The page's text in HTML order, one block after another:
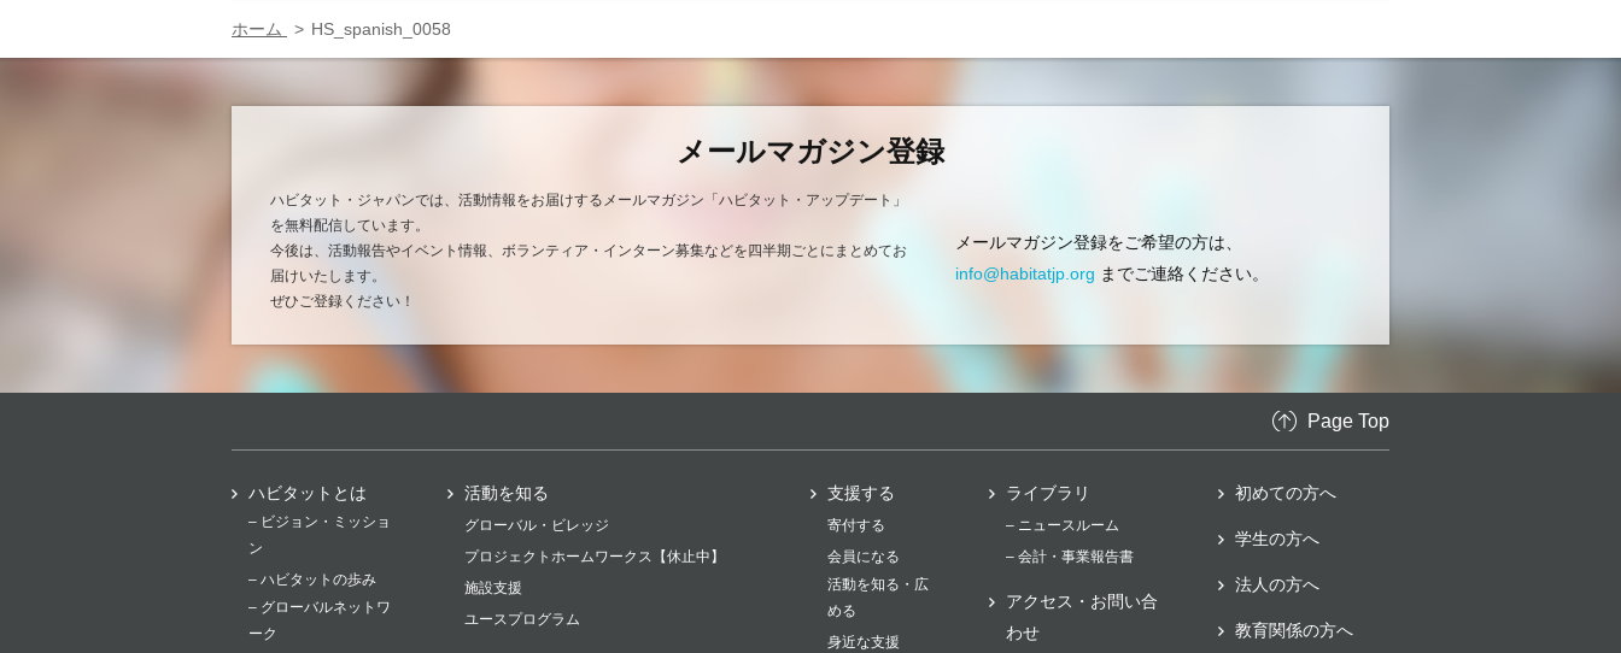
ホーム HS_spanish_0058
メールマガジン登録
ハビタット・ジャパンでは、活動情報をお届けするメールマガジン「ハビタット・アップデート」
を無料配信しています。
今後は、活動報告やイベント情報、ボランティア・インターン募集などを四半期ごとにまとめてお
届けいたします。
ぜひご登録ください！
メールマガジン登録をご希望の方は、
info@habitatjp.org までご連絡ください。
Page Top
ハビタットとは
– ビジョン・ミッショ
ン
– ハビタットの歩み
– グローバルネットワ
ーク
活動を知る
グローバル・ビレッジ
プロジェクトホームワークス【休止中】
施設支援
ユースプログラム
支援する
寄付する
会員になる
活動を知る・広
める
身近な支援
ライブラリ
– ニュースルーム
– 会計・事業報告書
アクセス・お問い合
わせ
初めての方へ
学生の方へ
法人の方へ
教育関係の方へ